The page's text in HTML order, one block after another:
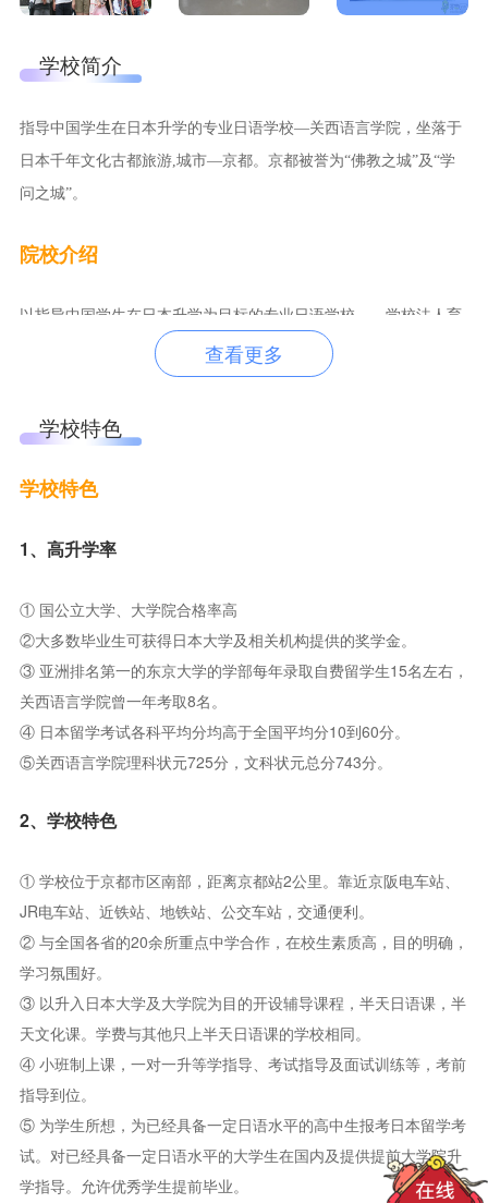
学校简介
指导中国学生在日本升学的专业日语学校—关西语言学院，坐落于
日本千年文化古都旅游,城市—京都。京都被誉为“佛教之城”及“学
问之城”。
院校介绍
以指导中国学生在日本升学为目标的专业日语学校——学校法人育
英馆关西语言学院，建立于1991年，是日本语教育振兴会认可的优
良校。学校坐落于日本千年文化古都、旅游城市—京都。京都被誉
以京都大学为首的众多高等院校，是了解日本文化的最佳去处，更
是学习深造的理想城市。关西语言学院自办学以来一直以指导中国
日本的国公立大学）深造为目的进行教学。创造过毕业生100%能够
究生院的记录。该记录在过去的十余年里，在日本近400所同类学
校中始终处于第一位。
学校校舍位于京都市伏见区深草下川原町，距离京都站2公里。靠
近京阪电车站、JR电车站、近铁站、地铁站、公交车站，交通便
利。学院设施、设备齐全，可容纳20名学生的教室有21个，可容纳
准备新的床上用品及厨房用品，保证同学们来日本当天就能进行正
常生活。学院中有3名中国籍以及3名精通中文的日籍老师负责同学
们的生活指导，另外还有2名中国籍老师定期常驻国内，为在校
生，特别是刚到日本的同学排忧解难。
我校与全中国的20余所重点中学及大学合作，在校生素质高，目的
明确，学习气氛浓厚。本着以培养为中日友好交流做贡献的人才为
办学理念，以为优秀中国学生提供切实优质的在日升学指导服务为
己任，我们希望再接再厉，为中日友好事业做出贡献。
查看更多
学校特色
学校特色
1、高升学率
① 国公立大学、大学院合格率高
②大多数毕业生可获得日本大学及相关机构提供的奖学金。
③ 亚洲排名第一的东京大学的学部每年录取自费留学生15名左右，
关西语言学院曾一年考取8名。
④ 日本留学考试各科平均分均高于全国平均分10到60分。
⑤关西语言学院理科状元725分，文科状元总分743分。
2、学校特色
① 学校位于京都市区南部，距离京都站2公里。靠近京阪电车站、
JR电车站、近铁站、地铁站、公交车站，交通便利。
② 与全国各省的20余所重点中学合作，在校生素质高，目的明确，
学习氛围好。
③ 以升入日本大学及大学院为目的开设辅导课程，半天日语课，半
天文化课。学费与其他只上半天日语课的学校相同。
④ 小班制上课，一对一升等学指导、考试指导及面试训练等，考前
指导到位。
⑤ 为学生所想，为已经具备一定日语水平的高中生报考日本留学考
试。对已经具备一定日语水平的大学生在国内及提供提前大学院升
学指导。允许优秀学生提前毕业。